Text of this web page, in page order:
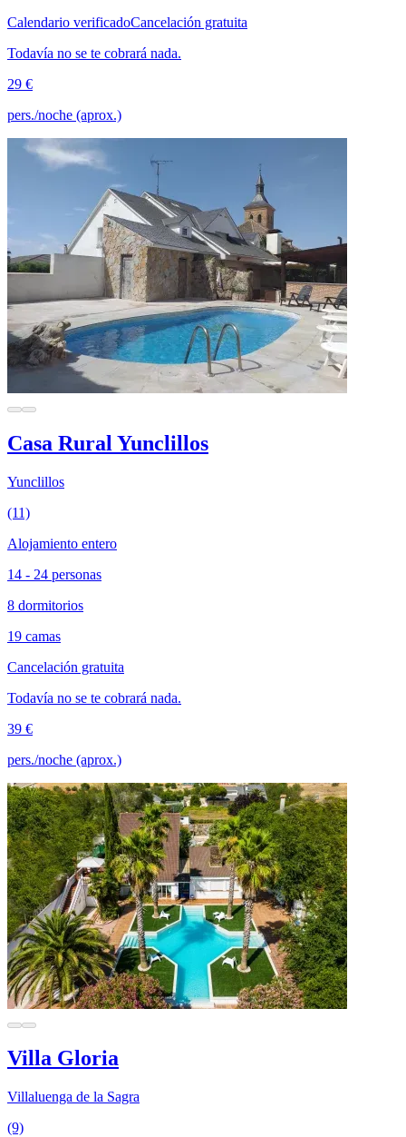
Calendario verificadoCancelación gratuita
Todavía no se te cobrará nada.
29 €
pers./noche (aprox.)
Casa Rural Yunclillos
Yunclillos
(11)
Alojamiento entero
14 - 24 personas
8 dormitorios
19 camas
Cancelación gratuita
Todavía no se te cobrará nada.
39 €
pers./noche (aprox.)
Villa Gloria
Villaluenga de la Sagra
(9)